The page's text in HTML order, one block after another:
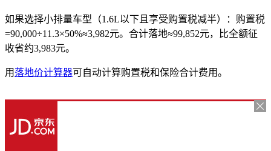
如果选择小排量车型（1.6L以下且享受购置税减半）：购置税
=90,000÷11.3×50%≈3,982元。合计落地≈99,852元，比全额征
收省约3,983元。
用 落地价计算器可自动计算购置税和保险合计费用。